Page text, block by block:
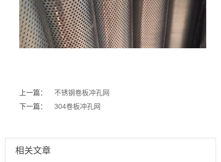
上一篇：
不锈钢卷板冲孔网
下一篇：
304卷板冲孔网
相关文章